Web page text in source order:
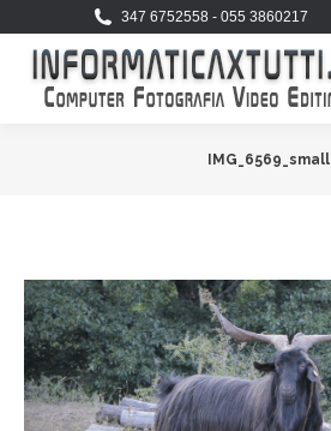
347 6752558 - 055 3860217
IMG_6569_small